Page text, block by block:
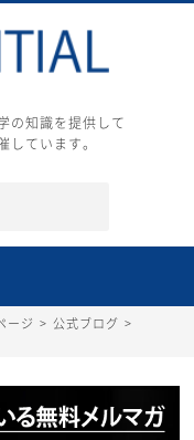
の知識を提供して
ています。
ージ > 公式ブログ >